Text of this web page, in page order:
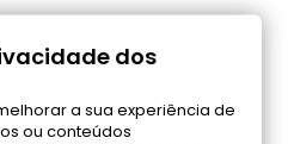
a fazer uma avaliação
dos
a sua experiência de
ou conteúdos